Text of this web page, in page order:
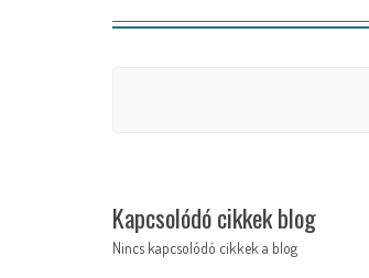
Kapcsolódó cikkek blog
Nincs kapcsolódó cikkek a blog